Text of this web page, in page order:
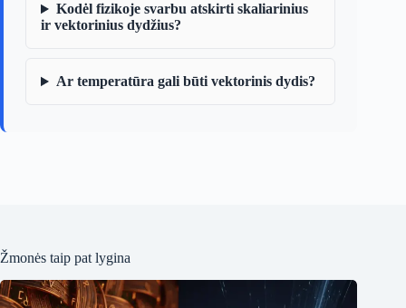
Kodėl fizikoje svarbu atskirti skaliarinius
ir vektorinius dydžius?
Ar temperatūra gali būti vektorinis dydis?
Žmonės taip pat lygina